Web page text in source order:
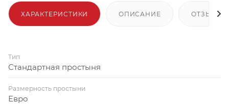
ХАРАКТЕРИСТИКИ ОПИСАНИЕ ОТЗЫВЫ
Тип
Стандартная простыня
Размерность простыни
Евро